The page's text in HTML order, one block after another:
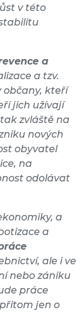
v této
a
a tzv.
občany, kteří
jich užívají
zvláště na
nových
obyvatel
na
odolávat
a
a
ale i ve
nebo zániku
práce
jen o